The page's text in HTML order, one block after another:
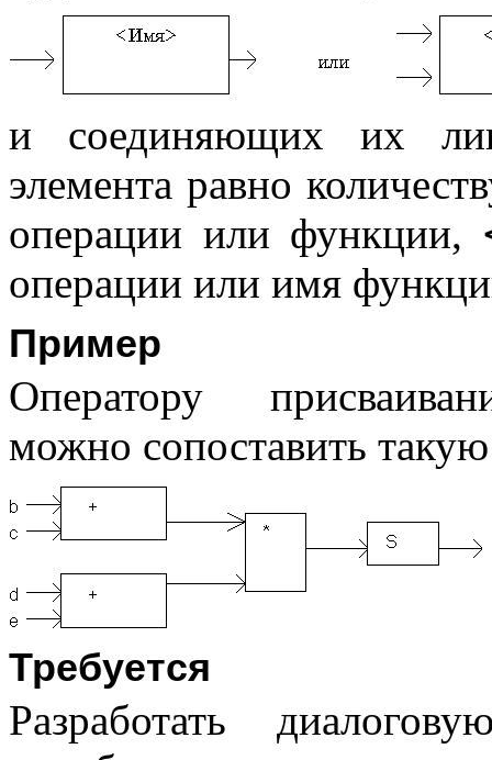
и соединяющих их
элемента равно
операции или функции,
операции или имя
Пример
Оператору
можно сопоставить
Требуется
Разработать